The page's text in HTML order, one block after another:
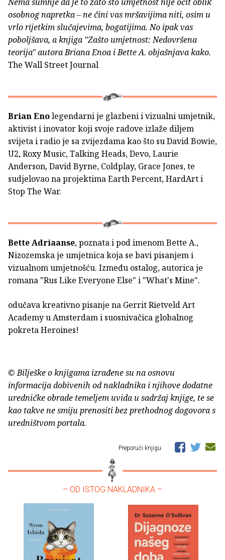
Nema sumnje da je to zato što umjetnost nije očit oblik
osobnog napretka – ne čini vas mršavijima niti, osim u
vrlo rijetkim slučajevima, bogatijima. No ipak vas
poboljšava, a knjiga "Zašto umjetnost: Nedovršena
teorija" autora Briana Enoa i Bette A. objašnjava kako.
The Wall Street Journal
Brian Enolegendarni je glazbeni i vizualni umjetnik,
aktivist i inovator koji svoje radove izlaže diljem
svijeta i radio je sa zvijezdama kao što su David Bowie,
U2, Roxy Music, Talking Heads, Devo, Laurie
Anderson, David Byrne, Coldplay, Grace Jones, te
sudjelovao na projektima Earth Percent, HardArt i
Stop The War.
Bette Adriaanse, poznata i pod imenom Bette A.,
Nizozemska je umjetnica koja se bavi pisanjem i
vizualnom umjetnošću. Između ostalog, autorica je
romana "Rus Like Everyone Else" i "What's Mine".
odučava kreativno pisanje na Gerrit Rietveld Art
Academy u Amsterdam i suosnivačica globalnog
pokreta Heroines!
© Bilješke o knjigama izrađene su na osnovu
informacija dobivenih od nakladnika i njihove dodatne
uredničke obrade temeljem uvida u sadržaj knjige, te se
kao takve ne smiju prenositi bez prethodnog dogovora s
uredništvom portala.
Preporuči knjigu
– OD ISTOG NAKLADNIKA –